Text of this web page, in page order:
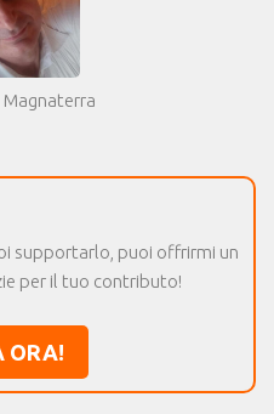
supportarlo, puoi offrirmi un
per il tuo contributo!
ORA!